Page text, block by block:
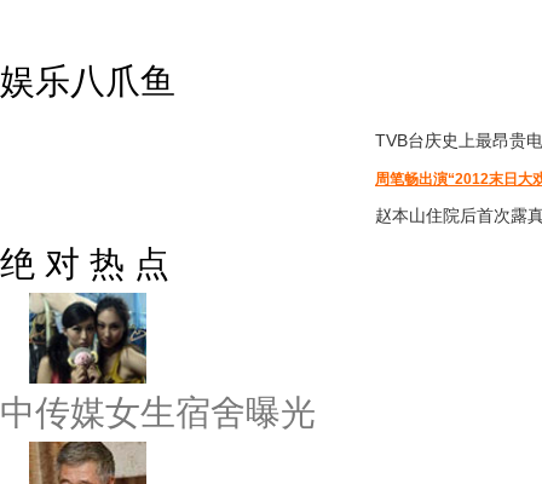
娱乐八爪鱼
TVB台庆史上最昂贵
周笔畅出演“2012末日大
赵本山住院后首次露
绝 对 热 点
中传媒女生宿舍曝光